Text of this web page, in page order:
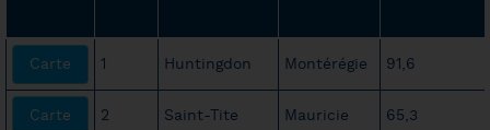
Carte 1 Huntingdon Montérégie 91,6
Carte 2 Saint-Tite Mauricie 65,3